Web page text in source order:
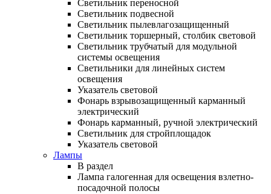
Светильник переносной
Светильник подвесной
Светильник пылевлагозащищенный
Светильник торшерный, столбик световой
Светильник трубчатый для модульной
системы освещения
Светильники для линейных систем
освещения
Указатель световой
Фонарь взрывозащищенный карманный
электрический
Фонарь карманный, ручной электрический
Светильник для стройплощадок
Указатель световой
Лампы
В раздел
Лампа галогенная для освещения взлетно-
посадочной полосы